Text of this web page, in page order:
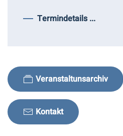
Termindetails ...
Veranstaltunsarchiv
Kontakt